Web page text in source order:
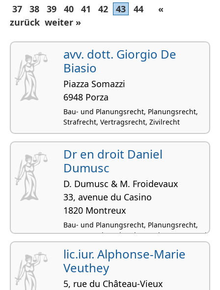
37
38 39 40 41 42 43 44
«
zurück weiter »
avv. dott. Giorgio De
Biasio
Piazza Somazzi
6948 Porza
Bau- und Planungsrecht, Planungsrecht,
Strafrecht, Vertragsrecht, Zivilrecht
Dr en droit Daniel
Dumusc
D. Dumusc & M. Froidevaux
33, avenue du Casino
1820 Montreux
Bau- und Planungsrecht, Planungsrecht,
Vertragsrecht, Erbrecht, Werkvertrags- und
Auftragsrecht
lic.iur. Alphonse-Marie
Veuthey
5, rue du Château-Vieux